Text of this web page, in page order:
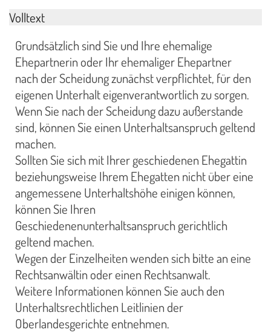
Volltext
Grundsätzlich sind Sie und Ihre ehemalige
Ehepartnerin oder Ihr ehemaliger Ehepartner
nach der Scheidung zunächst verpflichtet, für den
eigenen Unterhalt eigenverantwortlich zu sorgen.
Wenn Sie nach der Scheidung dazu außerstande
sind, können Sie einen Unterhaltsanspruch geltend
machen.
Sollten Sie sich mit Ihrer geschiedenen Ehegattin
beziehungsweise Ihrem Ehegatten nicht über eine
angemessene Unterhaltshöhe einigen können,
können Sie Ihren
Geschiedenenunterhaltsanspruch gerichtlich
geltend machen.
Wegen der Einzelheiten wenden sich bitte an eine
Rechtsanwältin oder einen Rechtsanwalt.
Weitere Informationen können Sie auch den
Unterhaltsrechtlichen Leitlinien der
Oberlandesgerichte entnehmen.